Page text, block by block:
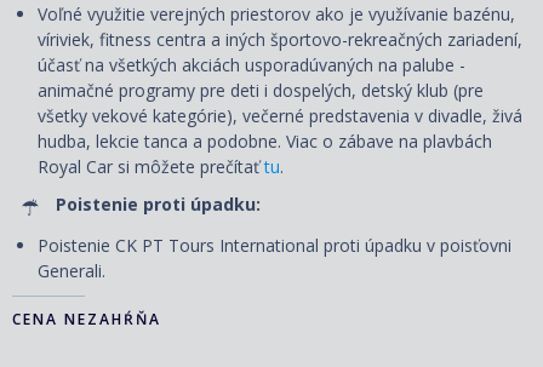
Voľné využitie verejných priestorov ako je využívanie bazénu,
víriviek, fitness centra a iných športovo-rekreačných zariadení,
účasť na všetkých akciách usporadúvaných na palube -
animačné programy pre deti i dospelých, detský klub (pre
všetky vekové kategórie), večerné predstavenia v divadle, živá
hudba, lekcie tanca a podobne. Viac o zábave na plavbách
Royal Car si môžete prečítaťtu.
Poistenie proti úpadku:
Poistenie CK PT Tours International proti úpadku v poisťovni
Generali.
CENA NEZAHŔŇA